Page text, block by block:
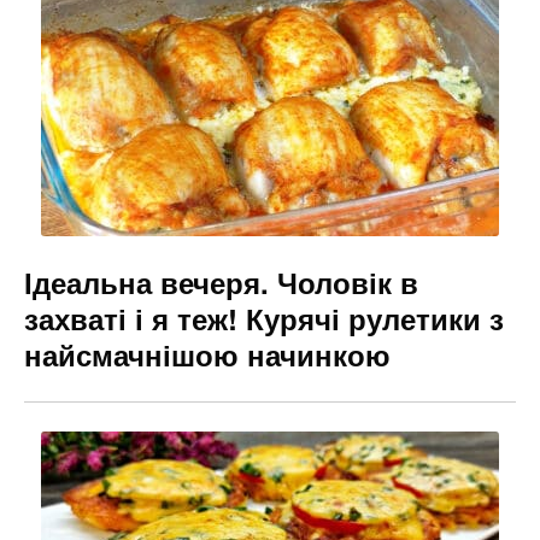
b
o
o
k
a
m
e
n
g
er
Ідеальна вечеря. Чоловік в
захваті і я теж! Курячі рулетики з
найсмачнішою начинкою